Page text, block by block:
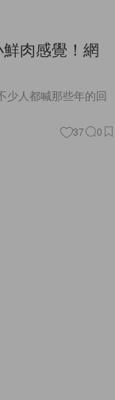
肉感覺！網
少人都喊那些年的回
37 0